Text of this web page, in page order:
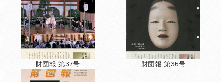
財団報 第37号 財団報 第36号